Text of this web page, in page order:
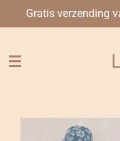
direct
de
Gratis verzending